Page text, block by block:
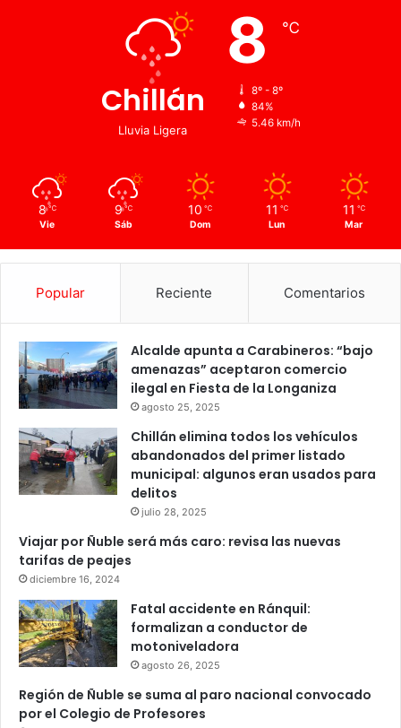
Chillán
Lluvia Ligera
8 ℃
8º - 8º
84%
5.46 km/h
8 ℃
Vie
9 ℃
Sáb
10 ℃
Dom
11 ℃
Lun
11 ℃
Mar
Popular Reciente Comentarios
Alcalde apunta a Carabineros: “bajo
amenazas” aceptaron comercio
ilegal en Fiesta de la Longaniza
agosto 25, 2025
Chillán elimina todos los vehículos
abandonados del primer listado
municipal: algunos eran usados para
delitos
julio 28, 2025
Viajar por Ñuble será más caro: revisa las nuevas
tarifas de peajes
diciembre 16, 2024
Fatal accidente en Ránquil:
formalizan a conductor de
motoniveladora
agosto 26, 2025
Región de Ñuble se suma al paro nacional convocado
por el Colegio de Profesores